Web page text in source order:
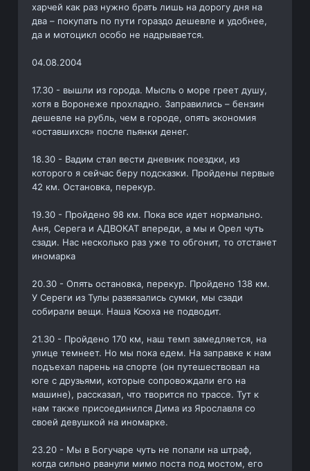
харчей как раз нужно брать лишь на дорогу дня на
два – покупать по пути гораздо дешевле и удобнее,
да и мотоцикл особо не надрывается.
04.08.2004
17.30 - вышли из города. Мысль о море греет душу,
хотя в Воронеже прохладно. Заправились – бензин
дешевле на рубль, чем в городе, опять экономия
«оставшихся» после пьянки денег.
18.30 - Вадим стал вести дневник поездки, из
которого я сейчас беру подсказки. Пройдены первые
42 км. Остановка, перекур.
19.30 - Пройдено 98 км. Пока все идет нормально.
Аня, Серега и АДВОКАТ впереди, а мы и Орел чуть
сзади. Нас несколько раз уже то обгонит, то отстанет
иномарка
20.30 - Опять остановка, перекур. Пройдено 138 км.
У Сереги из Тулы развязались сумки, мы сзади
собирали вещи. Наша Ксюха не подводит.
21.30 - Пройдено 170 км, наш темп замедляется, на
улице темнеет. Но мы пока едем. На заправке к нам
подъехал парень на спорте (он путешествовал на
юге с друзьями, которые сопровождали его на
машине), рассказал, что творится по трассе. Тут к
нам также присоединился Дима из Ярославля со
своей девушкой на иномарке.
23.20 - Мы в Богучаре чуть не попали на штраф,
когда сильно рванули мимо поста под мостом, его